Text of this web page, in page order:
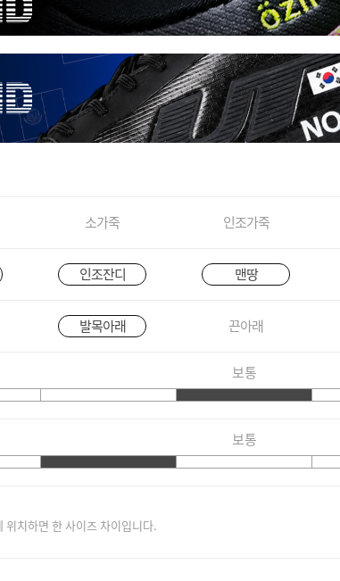
소가죽 인조가죽
인조잔디 맨땅
발목아래 끈아래
보통
보통
치하면 한 사이즈 차이입니다.